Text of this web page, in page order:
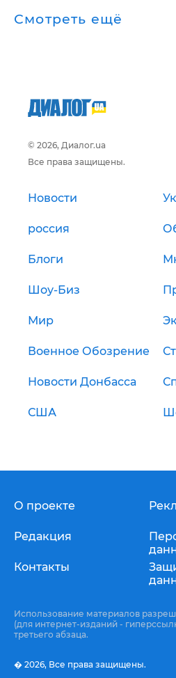
Смотреть ещё
© 2026, Диалог.ua
Все права защищены.
Новости
россия
Блоги
Шоу-Биз
Мир
Военное Обозрение
Новости Донбасса
США
О проекте
Редакция
Контакты
Использование материалов
(для интернет-изданий -
третьего абзаца.
� 2026, Все права защищены.